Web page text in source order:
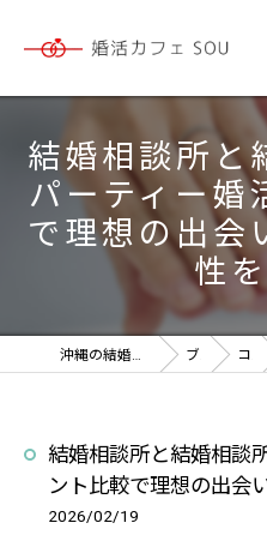
結婚相談所と
パーティー婚
で理想の出会
性
沖縄の結婚相談所なら婚活カフェ SOU ブログ コラム
結婚相談所と結婚相談
ント比較で理想の出会
2026/02/19